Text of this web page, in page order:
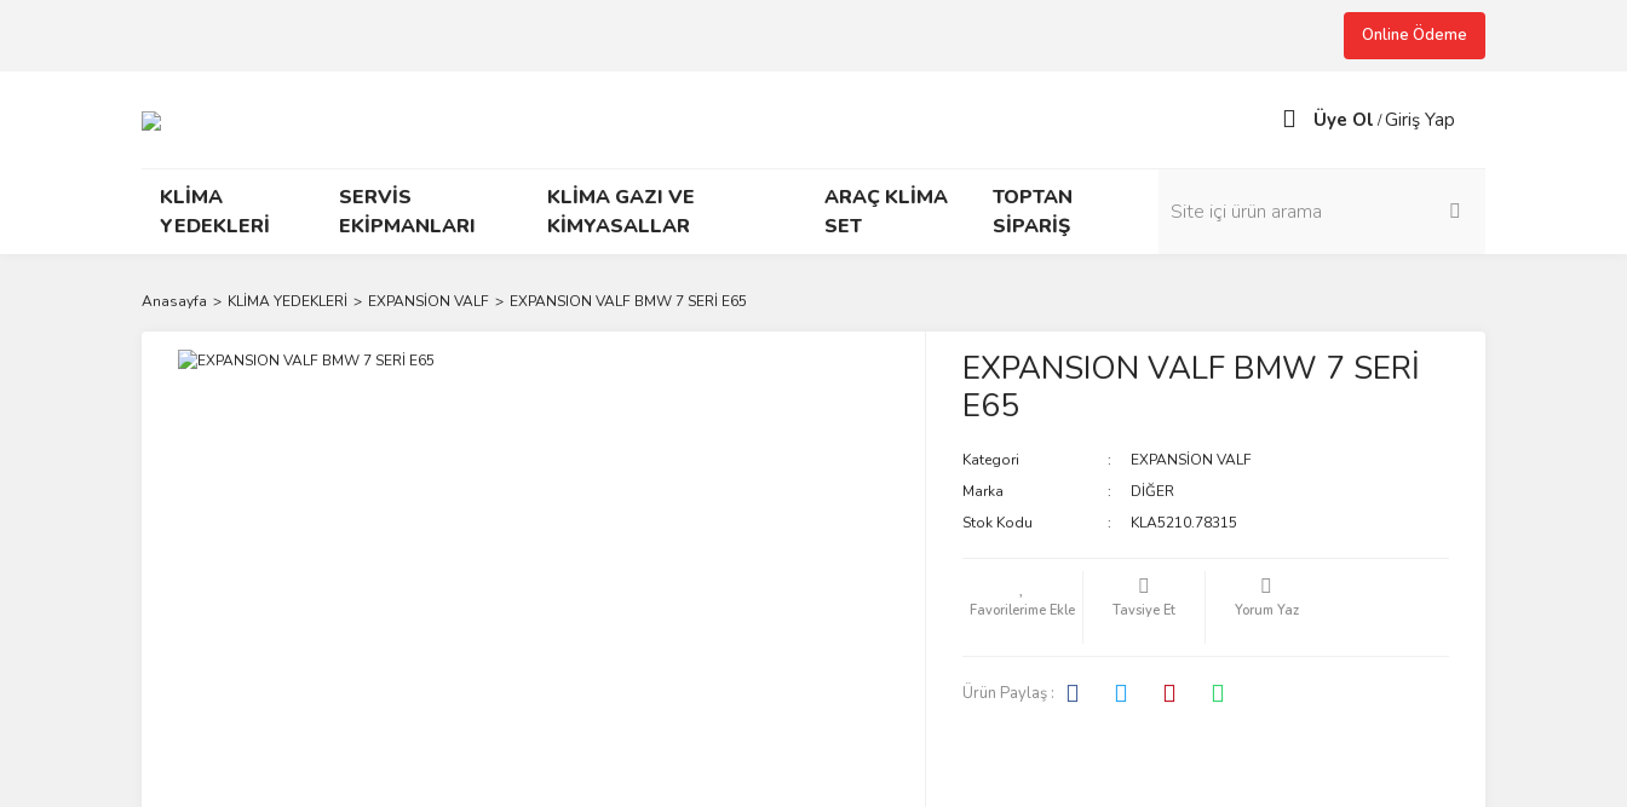
Online Ödeme
Üye Ol /Giriş Yap
KLİMA
YEDEKLERİ
SERVİS
EKİPMANLARI
KLİMA GAZI VE
KİMYASALLAR
ARAÇ KLİMA
SET
TOPTAN
SİPARİŞ
Anasayfa KLİMA YEDEKLERİ EXPANSİON VALF EXPANSION VALF BMW 7 SERİ E65
EXPANSION VALF BMW 7 SERİ
E65
Kategori
EXPANSİON VALF
Marka
DİĞER
Stok Kodu
KLA5210.78315
Tavsiye Et Yorum Yaz
Ürün Paylaş :